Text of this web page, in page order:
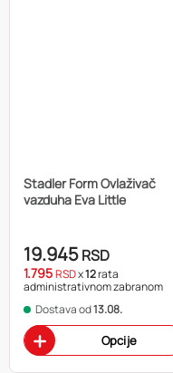
Stadler Form Ovlaživač
vazduha Eva Little
19.945RSD
1.795RSDx12rata
administrativnom zabranom
Dostava od13.08.
Opcije